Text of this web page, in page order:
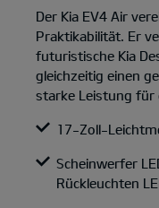
Der Kia EV4 Air
Praktikabilität. Er
futuristische Kia
gleichzeitig einen
starke Leistung für
17-Zoll-
Scheinwerfer
Rückleuchten